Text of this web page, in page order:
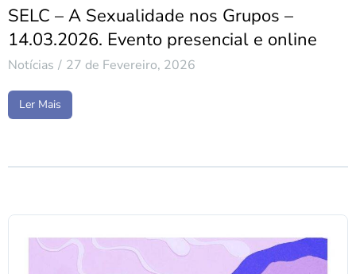
SELC – A Sexualidade nos Grupos –
14.03.2026. Evento presencial e online
Notícias 27 de Fevereiro, 2026
Ler Mais